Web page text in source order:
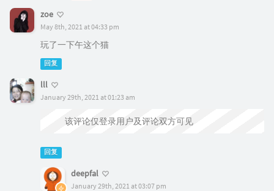
zoe
May 8th, 2021 at 04:33 pm
玩了一下午这个猫
回复
lll
January 29th, 2021 at 01:23 am
该评论仅登录用户及评论双方可见
回复
deepfal
January 29th, 2021 at 03:07 pm